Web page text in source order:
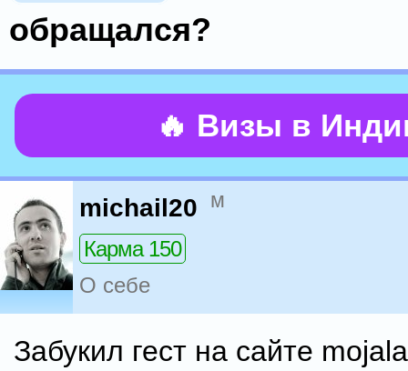
обращался?
🔥 Визы в
michail20 м
Карма 150
О себе
Забукил гест на сайте